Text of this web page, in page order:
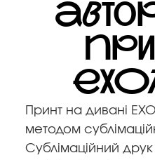
Принт на дивані
методом
Сублімаційний